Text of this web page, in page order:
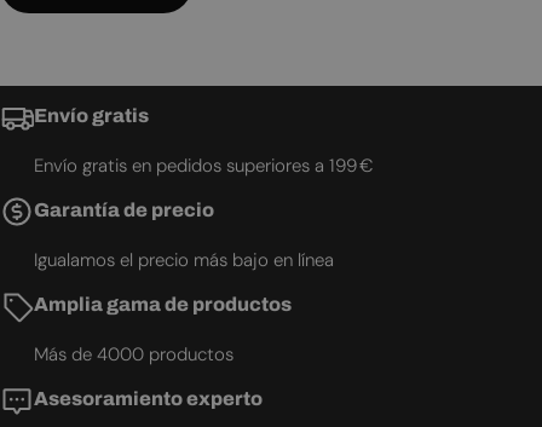
Envío gratis
Envío gratis en pedidos superiores a 199 €
Garantía de precio
Igualamos el precio más bajo en línea
Amplia gama de productos
Más de 4000 productos
Asesoramiento experto